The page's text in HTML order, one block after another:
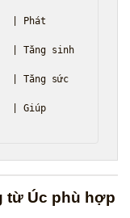
| Phát
| Tăng sinh
| Tăng sức
| Giúp
từ Úc phù hợp